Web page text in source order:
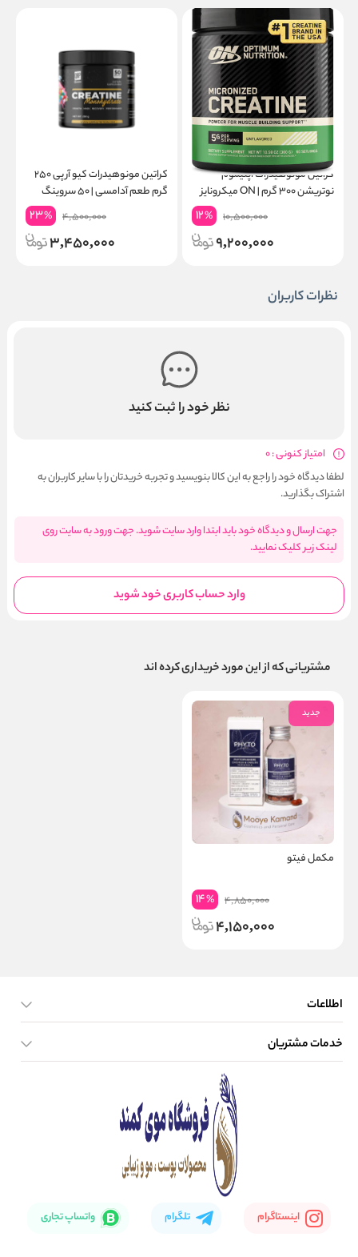
کراتین مونوهیدرات اپتیموم
نوتریشن ۳۰۰ گرم | ON میکرونایز
10,500,000
12%
9,200,000
کراتین مونوهیدرات کیو آر پی ۲۵۰
گرم طعم آدامسی | ۵۰ سروینگ
4,500,000
23%
3,450,000
نظرات کاربران
نظر خود را ثبت کنید
امتیاز کنونی : 0
لطفا دیدگاه خود را راجع به این کالا بنویسید و تجربه خریدتان را با سایر کاربران به
اشتراک بگذارید.
جهت ارسال و دیدگاه خود باید ابتدا وارد سایت شوید. جهت ورود به سایت روی
لینک زیر کلیک نمایید.
وارد حساب کاربری خود شوید
مشتریانی که از این مورد خریداری کرده اند
جدید
مکمل فیتو
4,850,000
14%
4,150,000
اطلاعات
صفحه اصلی
خدمات مشتریان
اینستاگرام تلگرام واتساپ تجاری